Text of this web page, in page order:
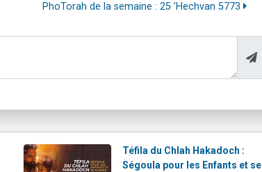
PhoTorah de la semaine : 25 'Hechvan 5773
Téfila du Chlah Hakadoch :
Ségoula pour les Enfants et se